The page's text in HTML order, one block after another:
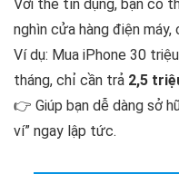
Với thẻ tín dụng, bạn có
nghìn cửa hàng điện
Ví dụ: Mua iPhone 30
tháng, chỉ cần trả 2,5
👉 Giúp bạn dễ dàng sở
ví” ngay lập tức.